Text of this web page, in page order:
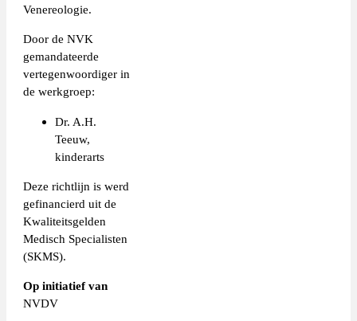
Venereologie.
Door de NVK
gemandateerde
vertegenwoordiger in
de werkgroep:
Dr. A.H.
Teeuw,
kinderarts
Deze richtlijn is werd
gefinancierd uit de
Kwaliteitsgelden
Medisch Specialisten
(SKMS).
Op initiatief van
NVDV